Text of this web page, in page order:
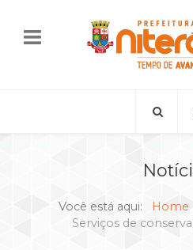
Você está aqui: Home
Serviços de